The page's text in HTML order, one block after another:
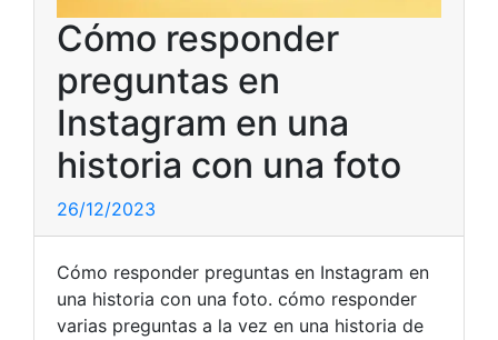
Cómo responder
preguntas en
Instagram en una
historia con una foto
26/12/2023
Cómo responder preguntas en Instagram en
una historia con una foto. cómo responder
varias preguntas a la vez en una historia de